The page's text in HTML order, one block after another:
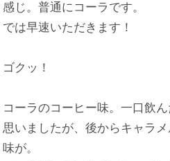
感じ。普通にコーラです。
では早速いただきます！
ゴクッ！
コーラのコーヒー味。一口飲
思いましたが、後からキャラ
味が。